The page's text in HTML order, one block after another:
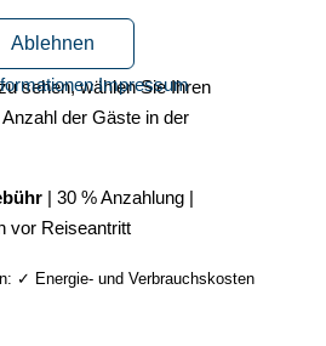
sehen, wählen Sie Ihren
der Gäste in der
| 30 % Anzahlung |
vor Reiseantritt
✓ Energie- und Verbrauchskosten
Ablehnen
Impressum